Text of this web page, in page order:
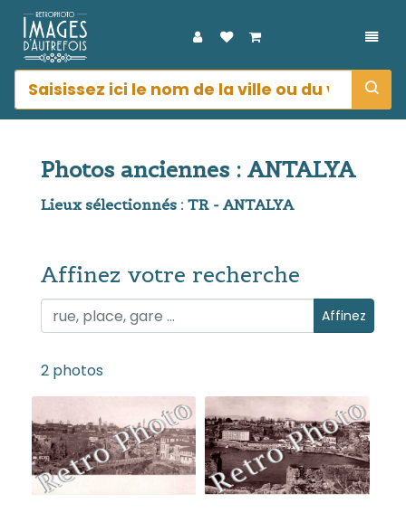
Photos anciennes : ANTALYA
Lieux sélectionnés : TR - ANTALYA
Affinez votre recherche
Affinez votre recherche Affinez
2 photos